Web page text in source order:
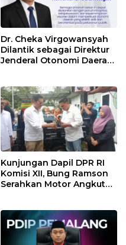
Dr. Cheka Virgowansyah
Dilantik sebagai Direktur
Jenderal Otonomi Daerah
Kunjungan Dapil DPR RI
Komisi XII, Bung Ramson
Serahkan Motor Angkut